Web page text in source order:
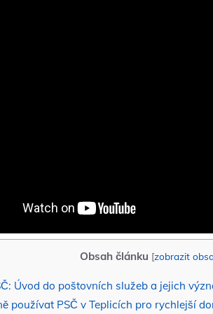
Obsah článku [zobrazit
Úvod do poštovních služeb a jejich
používat PSČ v Teplicích pro rychlejší